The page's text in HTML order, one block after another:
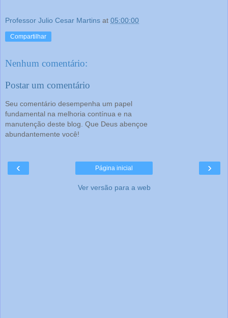
Professor Julio Cesar Martins at 05:00:00
Compartilhar
Nenhum comentário:
Postar um comentário
Seu comentário desempenha um papel
fundamental na melhoria contínua e na
manutenção deste blog. Que Deus abençoe
abundantemente você!
‹ ›
Página inicial
Ver versão para a web